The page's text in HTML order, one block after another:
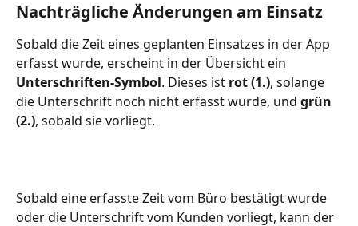
Nachträgliche Änderungen am Einsatz
Sobald die Zeit eines geplanten Einsatzes in der App
erfasst wurde, erscheint in der Übersicht ein
Unterschriften-Symbol. Dieses ist rot (1.), solange
die Unterschrift noch nicht erfasst wurde, und grün
(2.), sobald sie vorliegt.
Sobald eine erfasste Zeit vom Büro bestätigt wurde
oder die Unterschrift vom Kunden vorliegt, kann der